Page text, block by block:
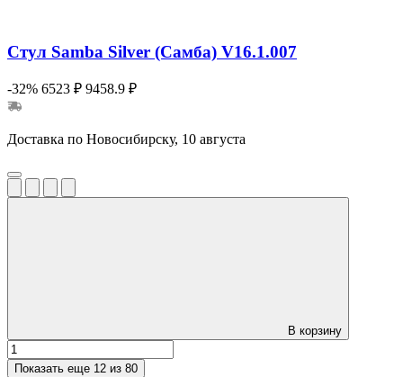
Стул Samba Silver (Самба) V16.1.007
-32% 6523 ₽ 9458.9 ₽
Доставка по Новосибирску, 10 августа
В корзину
Показать еще 12 из 80